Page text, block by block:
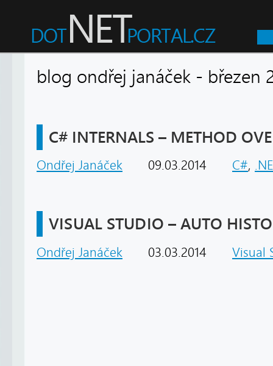
blog ondřej janáček -
C# INTERNALS – METHOD
Ondřej Janáček 09.03.2014 C#,
VISUAL STUDIO – AUTO
Ondřej Janáček 03.03.2014 Visual